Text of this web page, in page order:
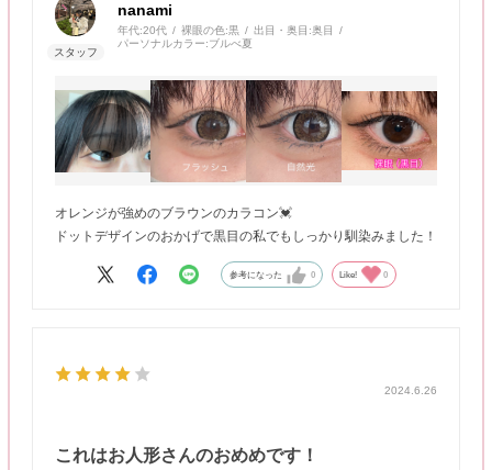
nanami
年代:20代 裸眼の色:黒 出目・奥目:奥目
パーソナルカラー:ブルべ夏
オレンジが強めのブラウンのカラコン💓
ドットデザインのおかげで黒目の私でもしっかり馴染みました！
参考になった 0 Like! 0
2024.6.26
これはお人形さんのおめめです！